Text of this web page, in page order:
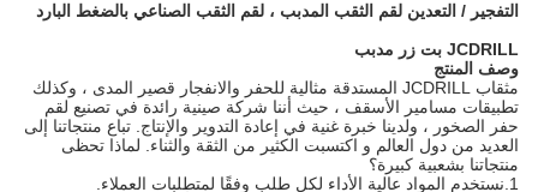
التفجير / التعدين لقم الثقب المدبب ، لقم الثقب الصناعي بالضغط البارد
JCDRILL بت زر مدبب
وصف المنتج
مثقاب JCDRILL المستدقة مثالية للحفر والانفجار قصير المدى ، وكذلك
تطبيقات مسامير الأسقف ، حيث أننا شركة صينية رائدة في تصنيع لقم
حفر الصخور ، ولدينا خبرة غنية في إعادة التدوير والإنتاج. تباع منتجاتنا إلى
العديد من دول العالم و اكتسبت الكثير من الثقة والثناء. لماذا تحظى
منتجاتنا بشعبية كبيرة؟